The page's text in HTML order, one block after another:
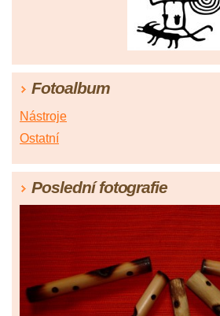
Fotoalbum
Nástroje
Ostatní
Poslední fotografie